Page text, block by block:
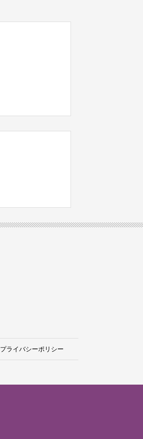
プライバシーポリシー